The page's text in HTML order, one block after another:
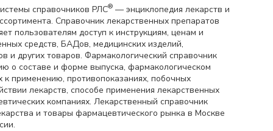
справочников РЛС® — энциклопедия лекарств и
Справочник лекарственных препаратов
пользователям доступ к инструкциям, ценам и
средств, БАДов, медицинских изделий,
и других товаров. Фармакологический справочник
о составе и форме выпуска, фармакологическом
к применению, противопоказаниях, побочных
лекарств, способе применения лекарственных
компаниях. Лекарственный справочник
и товары фармацевтического рынка в Москве